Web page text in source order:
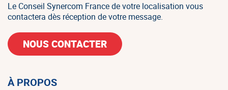
Le Conseil Synercom France de votre localisation vous
contactera dès réception de votre message.
NOUS CONTACTER
À PROPOS